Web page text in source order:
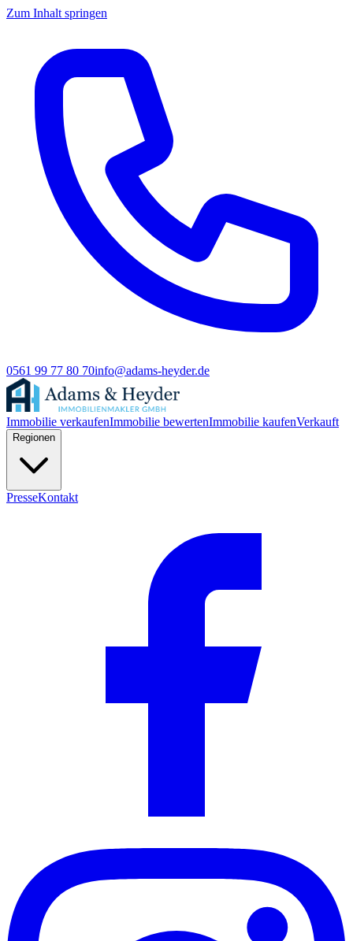
Zum Inhalt springen
0561 99 77 80 70info@adams-heyder.de
Immobilie verkaufenImmobilie bewertenImmobilie kaufenVerkauft
Regionen
PresseKontakt